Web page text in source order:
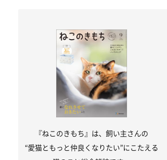
『ねこのきもち』は、飼い主さんの
“愛猫ともっと仲良くなりたい”にこたえる